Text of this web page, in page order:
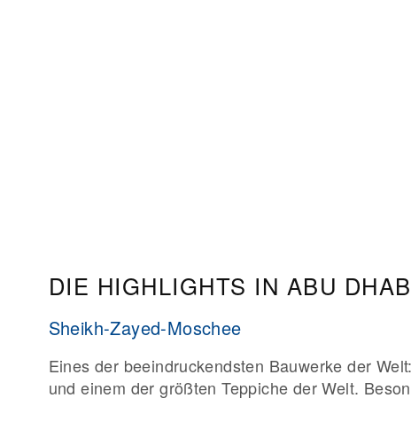
DIE HIGHLIGHTS IN ABU
Sheikh-Zayed-Moschee
Eines der beeindruckendsten Bauwerke der
und einem der größten Teppiche der Welt.